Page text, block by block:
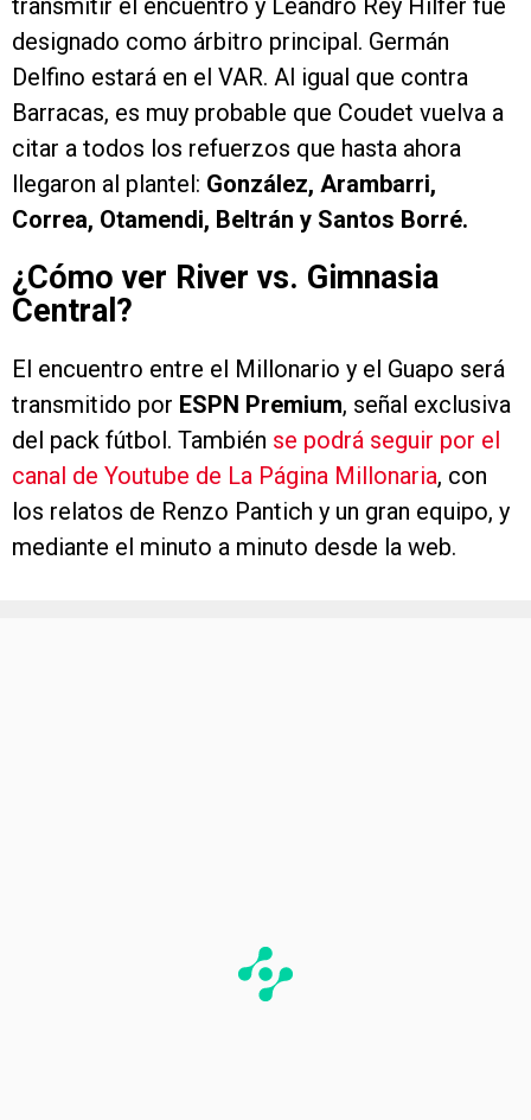
transmitir el encuentro y Leandro Rey Hilfer fue
designado como árbitro principal. Germán
Delfino estará en el VAR. Al igual que contra
Barracas, es muy probable que Coudet vuelva a
citar a todos los refuerzos que hasta ahora
llegaron al plantel: González, Arambarri,
Correa, Otamendi, Beltrán y Santos Borré.
¿Cómo ver River vs. Gimnasia
Central?
El encuentro entre el Millonario y el Guapo será
transmitido por ESPN Premium, señal exclusiva
del pack fútbol. También se podrá seguir por el
canal de Youtube de La Página Millonaria, con
los relatos de Renzo Pantich y un gran equipo, y
mediante el minuto a minuto desde la web.